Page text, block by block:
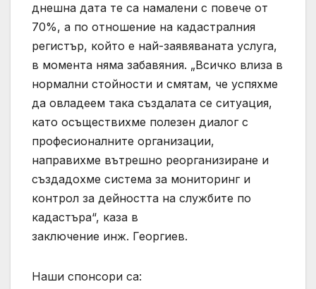
днешна дата те са намалени с повече от
70%, а по отношение на кадастралния
регистър, който е най-заявяваната услуга,
в момента няма забавяния. „Всичко влиза в
нормални стойности и смятам, че успяхме
да овладеем така създалата се ситуация,
като осъществихме полезен диалог с
професионалните организации,
направихме вътрешно реорганизиране и
създадохме система за мониторинг и
контрол за дейността на службите по
кадастъра“, каза в
заключение инж. Георгиев.
Наши спонсори са: